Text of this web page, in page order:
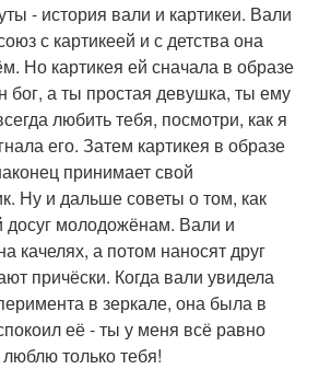
- история вали и картикеи. Вали
с картикеей и с детства она
Но картикея ей сначала в образе
бог, а ты простая девушка, ты ему
любить тебя, посмотри, как я
его. Затем картикея в образе
принимает свой
Ну и дальше советы о том, как
досуг молодожёнам. Вали и
качелях, а потом наносят друг
причёски. Когда вали увидела
в зеркале, она была в
её - ты у меня всё равно
только тебя!